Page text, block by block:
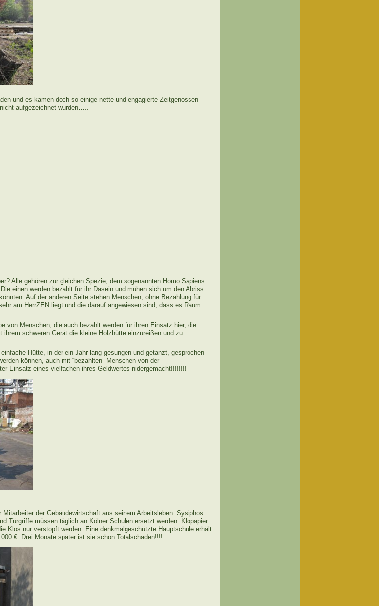
und es kamen doch so einige nette und engagierte Zeitgenossen
aufgezeichnet wurden…..
Alle gehören zur gleichen Spezie, dem sogenannten Homo Sapiens.
einen werden bezahlt für ihr Dasein und mühen sich um den Abriss
Auf der anderen Seite stehen Menschen, ohne Bezahlung für
am HerrZEN liegt und die darauf angewiesen sind, dass es Raum
von Menschen, die auch bezahlt werden für ihren Einsatz hier, die
ihrem schweren Gerät die kleine Holzhütte einzureißen und zu
Hütte, in der ein Jahr lang gesungen und getanzt, gesprochen
können, auch mit “bezahlten” Menschen von der
Einsatz eines vielfachen ihres Geldwertes nidergemacht!!!!!!!!
Mitarbeiter der Gebäudewirtschaft aus seinem Arbeitsleben. Sysiphos
Türgriffe müssen täglich an Kölner Schulen ersetzt werden. Klopapier
Klos nur verstopft werden. Eine denkmalgeschützte Hauptschule erhält
€. Drei Monate später ist sie schon Totalschaden!!!!